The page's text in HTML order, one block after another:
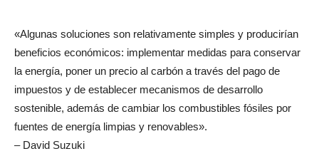
«Algunas soluciones son relativamente simples y producirían
beneficios económicos: implementar medidas para conservar
la energía, poner un precio al carbón a través del pago de
impuestos y de establecer mecanismos de desarrollo
sostenible, además de cambiar los combustibles fósiles por
fuentes de energía limpias y renovables».
– David Suzuki